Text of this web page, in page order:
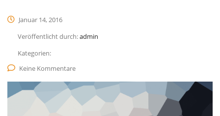
Januar 14, 2016
Veröffentlicht durch:admin
Kategorien:
Keine Kommentare